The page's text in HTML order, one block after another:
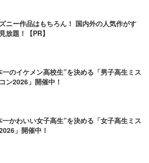
ニー作品はもちろん！ 国内外の人気作がす
放題！【PR】
一のイケメン高校生”を決める「男子高生ミス
ン2026」開催中！
一かわいい女子高生”を決める「女子高生ミス
」開催中！